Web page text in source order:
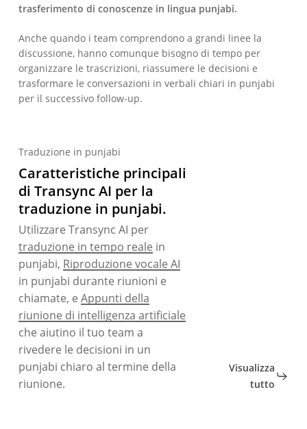
trasferimento di conoscenze in lingua punjabi.
Anche quando i team comprendono a grandi linee la
discussione, hanno comunque bisogno di tempo per
organizzare le trascrizioni, riassumere le decisioni e
trasformare le conversazioni in verbali chiari in punjabi
per il successivo follow-up.
Traduzione in punjabi
Caratteristiche principali
di Transync AI per la
traduzione in punjabi.
Utilizzare Transync AI per
traduzione in tempo reale in
punjabi, Riproduzione vocale AI
in punjabi durante riunioni e
chiamate, eAppunti della
riunione di intelligenza artificiale
che aiutino il tuo team a
rivedere le decisioni in un
punjabi chiaro al termine della
riunione.
Visualizza
tutto